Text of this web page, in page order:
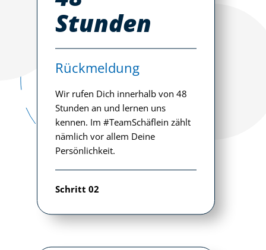
Stunden
Rückmeldung
Wir rufen Dich innerhalb von 48
Stunden an und lernen uns
kennen. Im #TeamSchäflein zählt
nämlich vor allem Deine
Persönlichkeit.
Schritt 02